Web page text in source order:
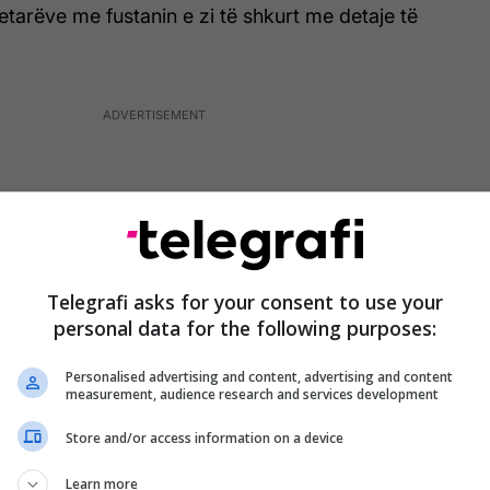
me fustanin e zi të shkurt me detaje të
Kristen Bell, dukej shumë e lumtur për
Telegrafi asks for your consent to use your
personal data for the following purposes:
Personalised advertising and content, advertising and content
measurement, audience research and services development
Store and/or access information on a device
Learn more